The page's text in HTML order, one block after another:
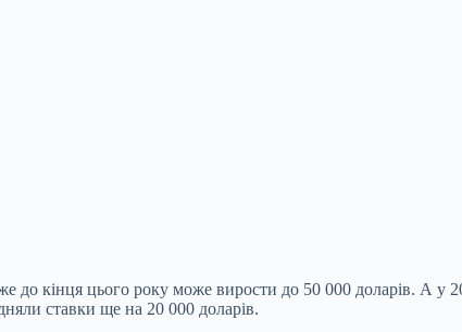
до кінця цього року може вирости до 50 000 доларів. А у
ставки ще на 20 000 доларів.